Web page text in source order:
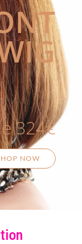
324€
NOW